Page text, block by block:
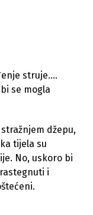
struje….
se mogla
džepu,
tijela su
No, uskoro bi
i